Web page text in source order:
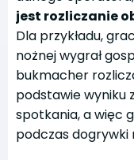
jest rozliczanie
Dla przykładu,
nożnej wygrał
bukmacher
podstawie wyniku
spotkania, a więc
podczas dogrywki